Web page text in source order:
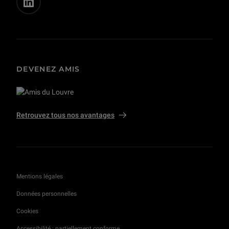
DEVENEZ AMIS
Retrouvez tous nos avantages
Mentions légales
Données personnelles
Cookies